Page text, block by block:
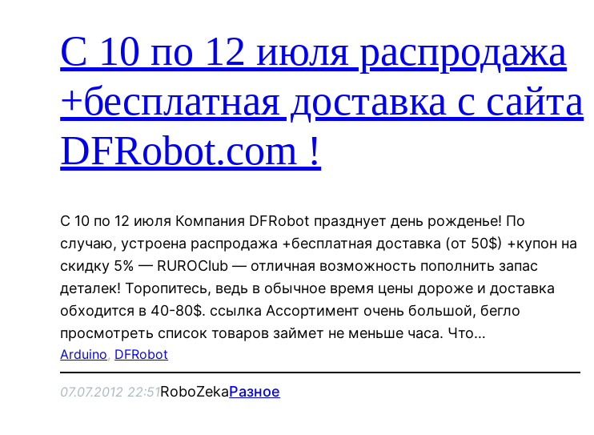
С 10 по 12 июля распродажа
+бесплатная доставка с сайта
DFRobot.com !
С 10 по 12 июля Компания DFRobot празднует день рожденье! По
случаю, устроена распродажа +бесплатная доставка (от 50$) +купон на
скидку 5% — RUROClub — отличная возможность пополнить запас
деталек! Торопитесь, ведь в обычное время цены дороже и доставка
обходится в 40-80$. ссылка Ассортимент очень большой, бегло
просмотреть список товаров займет не меньше часа. Что…
Arduino, DFRobot
07.07.2012 22:51RoboZekaРазное